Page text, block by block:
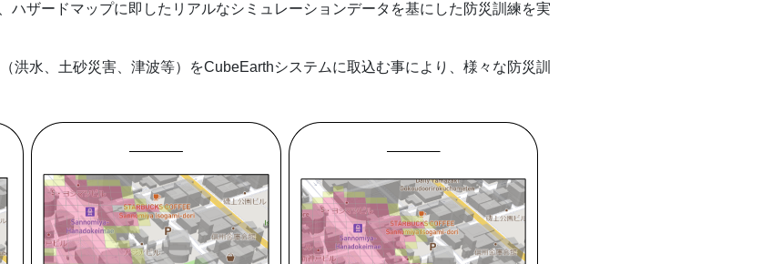
ハザードマップに即したリアルなシミュレーションデータを基にした防災訓練を実
洪水、土砂災害、津波等）をCubeEarthシステムに取込む事により、様々な防災訓